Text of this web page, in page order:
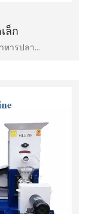
ล็ก
ารปลา...